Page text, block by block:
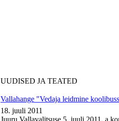
UUDISED JA TEATED
Vallahange "Vedaja leidmine
18. juuli 2011
Juuru Vallavalitsuse 5. juuli 2011. a